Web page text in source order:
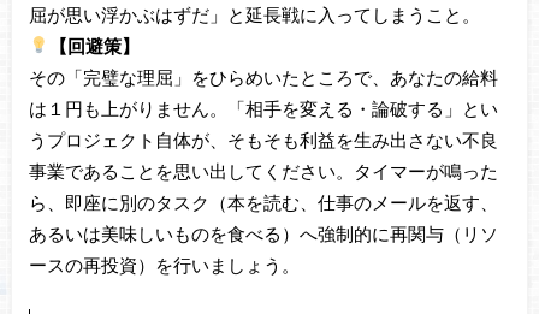
屈が思い浮かぶはずだ」と延長戦に入ってしまうこと。
【回避策】
その「完璧な理屈」をひらめいたところで、あなたの給料
は１円も上がりません。「相手を変える・論破する」とい
うプロジェクト自体が、そもそも利益を生み出さない不良
事業であることを思い出してください。タイマーが鳴った
ら、即座に別のタスク（本を読む、仕事のメールを返す、
あるいは美味しいものを食べる）へ強制的に再関与（リソ
ースの再投資）を行いましょう。